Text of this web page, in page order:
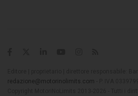
redazione@motorinolimits.com